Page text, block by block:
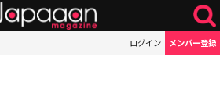
ログイン メンバー登録